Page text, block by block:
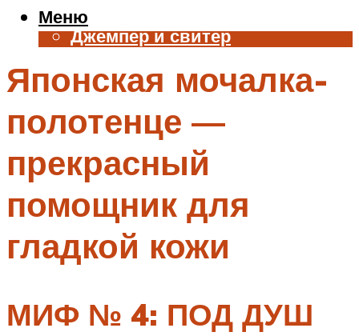
Жилет
Джемпер и свитер
Аксессуары
Меню
Меню
Японская мочалка-
полотенце —
прекрасный
помощник для
гладкой кожи
МИФ № 4: ПОД ДУШ